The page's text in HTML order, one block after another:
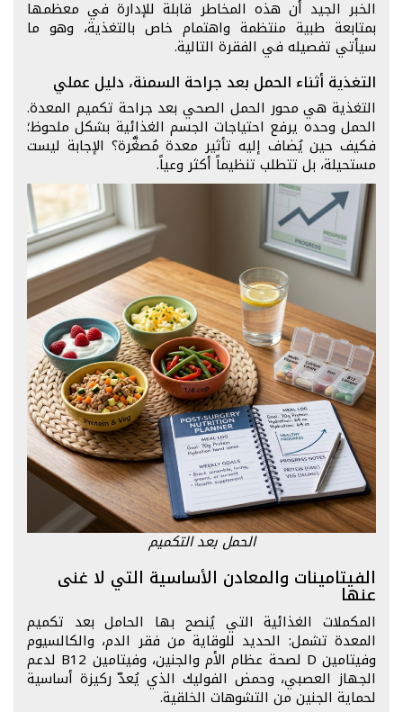
الخبر الجيد أن هذه المخاطر قابلة للإدارة في معظمها
بمتابعة طبية منتظمة واهتمام خاص بالتغذية، وهو ما
سيأتي تفصيله في الفقرة التالية.
التغذية أثناء الحمل بعد جراحة السمنة، دليل عملي
التغذية هي محور الحمل الصحي بعد جراحة تكميم المعدة.
الحمل وحده يرفع احتياجات الجسم الغذائية بشكل ملحوظ؛
فكيف حين يُضاف إليه تأثير معدة مُصغَّرة؟ الإجابة ليست
مستحيلة، بل تتطلب تنظيماً أكثر وعياً.
الحمل بعد التكميم
الفيتامينات والمعادن الأساسية التي لا غنى
عنها
المكملات الغذائية التي يُنصح بها الحامل بعد تكميم
المعدة تشمل: الحديد للوقاية من فقر الدم، والكالسيوم
وفيتامين D لصحة عظام الأم والجنين، وفيتامين B12 لدعم
الجهاز العصبي، وحمض الفوليك الذي يُعدّ ركيزة أساسية
لحماية الجنين من التشوهات الخلقية.